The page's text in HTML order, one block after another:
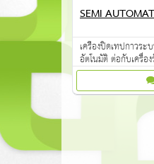
SEMI
เครื่องปิดเทปกาวระ
อัตโนมัติ ต่อกับเครื่องรัดกล่อง เค
กล่องใช้สำหรับปิดเ
อัตโนมัติและแบบอัต
งานต่อกับไล์นผลิตอั
เป็นการทำงานโดย
เข้าสายพานเครื่อง